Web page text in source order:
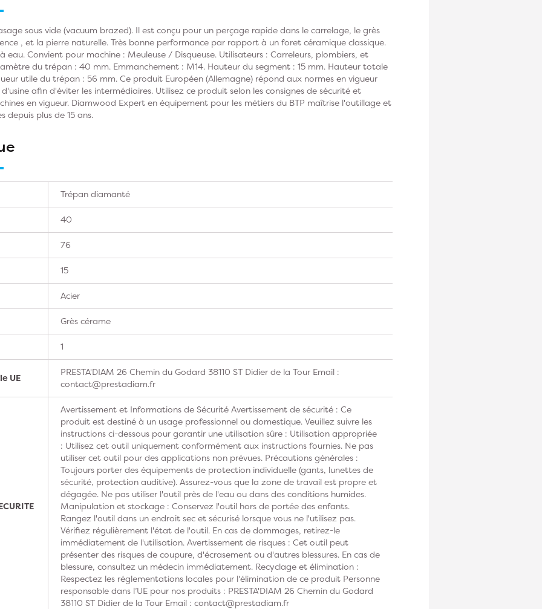
sous vide (vacuum brazed). Il est conçu pour un perçage rapide dans le carrelage, le grès
, et la pierre naturelle. Très bonne performance par rapport à un foret céramique classique.
eau. Convient pour machine : Meuleuse / Disqueuse. Utilisateurs : Carreleurs, plombiers, et
du trépan : 40 mm. Emmanchement : M14. Hauteur du segment : 15 mm. Hauteur totale
utile du trépan : 56 mm. Ce produit Européen (Allemagne) répond aux normes en vigueur
afin d'éviter les intermédiaires. Utilisez ce produit selon les consignes de sécurité et
en vigueur. Diamwood Expert en équipement pour les métiers du BTP maîtrise l'outillage et
depuis plus de 15 ans.
Trépan diamanté
40
76
15
Acier
Grès cérame
1
UE
PRESTA'DIAM 26 Chemin du Godard 38110 ST Didier de la Tour Email :
contact@prestadiam.fr
Avertissement et Informations de Sécurité Avertissement de sécurité : Ce
produit est destiné à un usage professionnel ou domestique. Veuillez suivre les
instructions ci-dessous pour garantir une utilisation sûre : Utilisation appropriée
: Utilisez cet outil uniquement conformément aux instructions fournies. Ne pas
utiliser cet outil pour des applications non prévues. Précautions générales :
Toujours porter des équipements de protection individuelle (gants, lunettes de
sécurité, protection auditive). Assurez-vous que la zone de travail est propre et
dégagée. Ne pas utiliser l'outil près de l'eau ou dans des conditions humides.
Manipulation et stockage : Conservez l'outil hors de portée des enfants.
Rangez l'outil dans un endroit sec et sécurisé lorsque vous ne l'utilisez pas.
Vérifiez régulièrement l'état de l'outil. En cas de dommages, retirez-le
immédiatement de l'utilisation. Avertissement de risques : Cet outil peut
présenter des risques de coupure, d'écrasement ou d'autres blessures. En cas de
blessure, consultez un médecin immédiatement. Recyclage et élimination :
Respectez les réglementations locales pour l'élimination de ce produit Personne
responsable dans l’UE pour nos produits : PRESTA'DIAM 26 Chemin du Godard
38110 ST Didier de la Tour Email : contact@prestadiam.fr